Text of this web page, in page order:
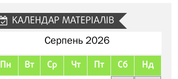
КАЛЕНДАР МАТЕРІАЛІВ
Серпень 2026
Пн Вт Ср Чт Пт Сб Нд